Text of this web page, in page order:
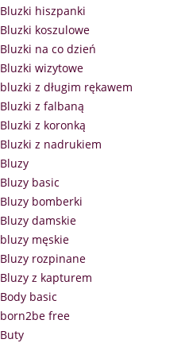
Bluzki hiszpanki
Bluzki koszulowe
Bluzki na co dzień
Bluzki wizytowe
bluzki z długim rękawem
Bluzki z falbaną
Bluzki z koronką
Bluzki z nadrukiem
Bluzy
Bluzy basic
Bluzy bomberki
Bluzy damskie
bluzy męskie
Bluzy rozpinane
Bluzy z kapturem
Body basic
born2be free
Buty